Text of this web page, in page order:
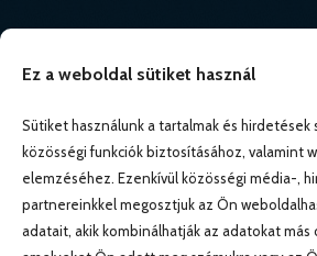
Ez a weboldal sütiket használ
Sütiket használunk a tartalmak és hirdetések
közösségi funkciók biztosításához, valamint
elemzéséhez. Ezenkívül közösségi média-,
partnereinkkel megosztjuk az Ön
adatait, akik kombinálhatják az adatokat más